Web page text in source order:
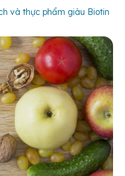
và thực phẩm giàu Biotin